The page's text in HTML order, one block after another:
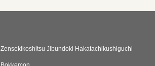
Zensekikoshitsu Jibundoki Hakatachikushiguchi